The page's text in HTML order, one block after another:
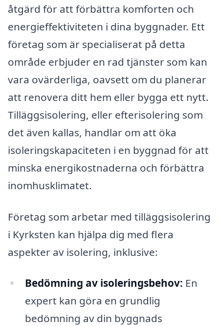
åtgärd för att förbättra komforten och
energieffektiviteten i dina byggnader. Ett
företag som är specialiserat på detta
område erbjuder en rad tjänster som kan
vara ovärderliga, oavsett om du planerar
att renovera ditt hem eller bygga ett nytt.
Tilläggsisolering, eller efterisolering som
det även kallas, handlar om att öka
isoleringskapaciteten i en byggnad för att
minska energikostnaderna och förbättra
inomhusklimatet.
Företag som arbetar med tilläggsisolering
i Kyrksten kan hjälpa dig med flera
aspekter av isolering, inklusive:
Bedömning av isoleringsbehov: En
expert kan göra en grundlig
bedömning av din byggnads